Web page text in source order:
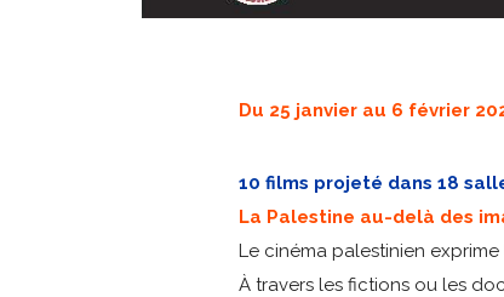
Du 25 janvier au 6 février
10 films projeté dans 18
La Palestine au-delà des
Le cinéma palestinien
À travers les fictions ou les